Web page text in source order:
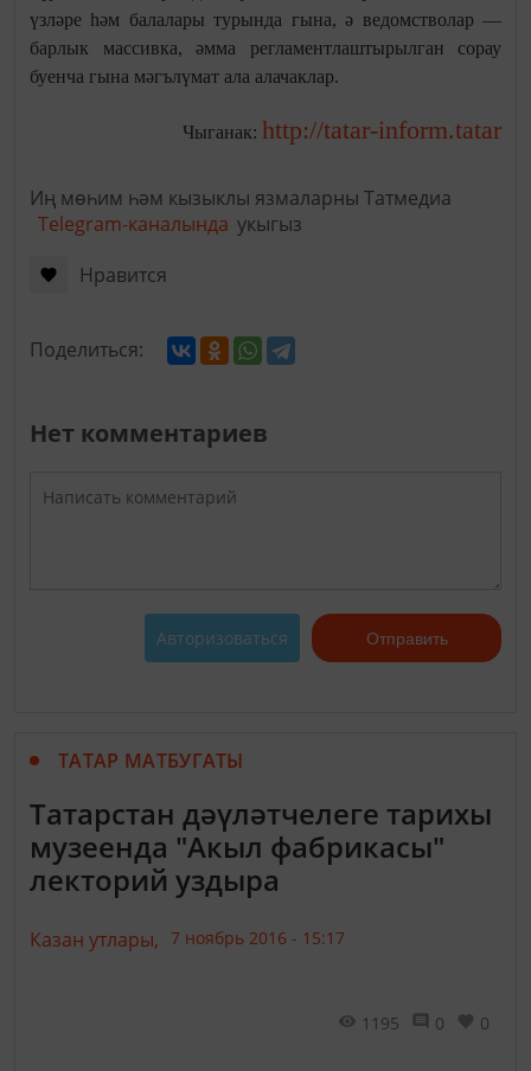
үзләре һәм балалары турында гына, ә ведомстволар —
барлык массивка, әмма регламентлаштырылган сорау
буенча гына мәгълүмат ала алачаклар.
Чыганак: http://tatar-inform.tatar
Иң мөһим һәм кызыклы язмаларны Татмедиа
Telegram-каналында укыгыз
Нравится
Поделиться:
Нет комментариев
Авторизоваться Отправить
ТАТАР МАТБУГАТЫ
Татарстан дәүләтчелеге тарихы
музеенда "Акыл фабрикасы"
лекторий уздыра
Казан утлары, 7 ноябрь 2016 - 15:17
1195 0 0